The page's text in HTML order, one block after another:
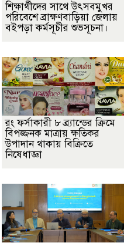
শিক্ষার্থীদের সাথে উৎসবমুখর
পরিবেশে ব্রাক্ষণবাড়িয়া জেলায়
বইপড়া কর্মসূচীর শুভসূচনা।
রং ফর্সাকারী ৮ ব্র্যান্ডের ক্রিমে
বিপজ্জনক মাত্রায় ক্ষতিকর
উপাদান থাকায় বিক্রিতে
নিষেধাজ্ঞা